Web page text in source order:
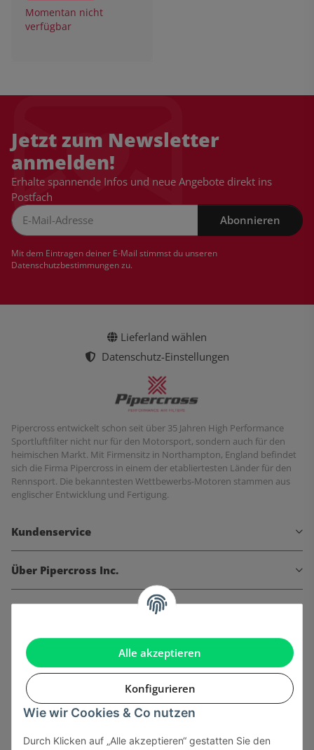
Alle akzeptieren
Konfigurieren
Wie wir Cookies & Co nutzen
Durch Klicken auf „Alle akzeptieren“ gestatten Sie den
Momentan nicht
verfügbar
Jetzt zum Newsletter
anmelden!
Erhalte spannende Infos und neue Angebote direkt ins
Postfach
Abonnieren
Mit dem Eintragen deiner E-Mail stimmst du unseren
Datenschutzbestimmungenzu.
Lieferland wählen
Datenschutz-Einstellungen
Pipercross entwickelt schon seit über 35 Jahren High Performance
Sportluftfilter nicht nur für den Motorsport, sondern auch für den
heimischen Markt. Mit Firmensitz in Northampton, England befindet
sich die Firma Pipercross in einem der etabliertesten Länder für den
Rennsport. Die bekanntesten Wettbewerbs-Motoren stammen aus
englischer Entwicklung und Fertigung.
Kundenservice
Über Pipercross Inc.
Informationen
Gesetzliche Informationen